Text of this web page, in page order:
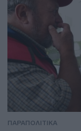
ΠΑΡΑΠΟΛΙΤΙΚΑ